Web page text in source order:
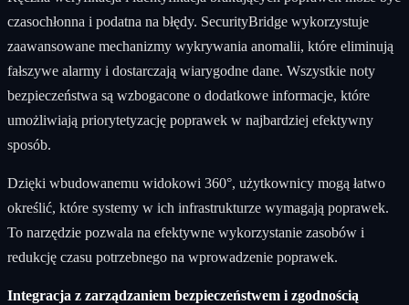
czasochłonna i podatna na błędy. SecurityBridge wykorzystuje
zaawansowane mechanizmy wykrywania anomalii, które eliminują
fałszywe alarmy i dostarczają wiarygodne dane. Wszystkie noty
bezpieczeństwa są wzbogacone o dodatkowe informacje, które
umożliwiają priorytetyzację poprawek w najbardziej efektywny
sposób.
Dzięki wbudowanemu widokowi 360°, użytkownicy mogą łatwo
określić, które systemy w ich infrastrukturze wymagają poprawek.
To narzędzie pozwala na efektywne wykorzystanie zasobów i
redukcję czasu potrzebnego na wprowadzenie poprawek.
Integracja z zarządzaniem bezpieczeństwem i zgodnością